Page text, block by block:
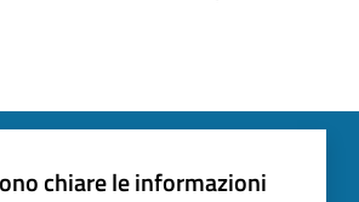
chiare le informazioni